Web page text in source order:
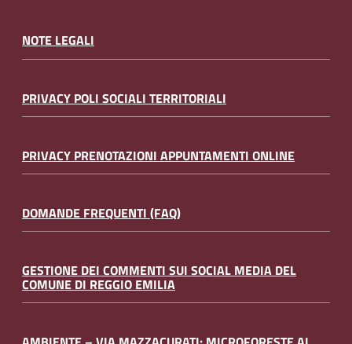
NOTE LEGALI
PRIVACY POLI SOCIALI TERRITORIALI
PRIVACY PRENOTAZIONI APPUNTAMENTI ONLINE
DOMANDE FREQUENTI (FAQ)
GESTIONE DEI COMMENTI SUI SOCIAL MEDIA DEL
COMUNE DI REGGIO EMILIA